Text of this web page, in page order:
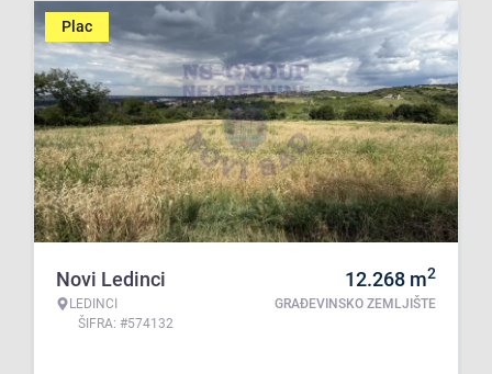
Plac
Novi Ledinci
LEDINCI
ŠIFRA: #574132
12.268 m2
GRAĐEVINSKO ZEMLJIŠTE